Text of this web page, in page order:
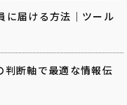
届ける方法｜ツール
判断軸で最適な情報伝